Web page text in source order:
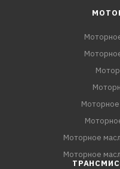
Моторное
Моторное
Моторное